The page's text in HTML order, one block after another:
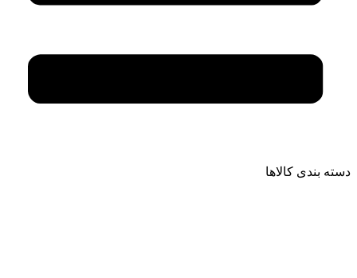
دسته بندی کالاها